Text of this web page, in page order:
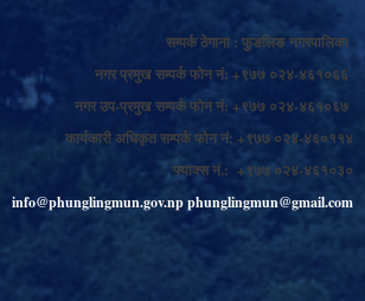
सम्पर्क ठेगाना : फुङलिङ नगरपालिका
नगर प्रमुख सम्पर्क फोन नं: +९७७ ०२४-४६१०६६
नगर उप-प्रमुख सम्पर्क फोन नं: +९७७ ०२४-४६१०६७
कार्यकारी अधिकृत सम्पर्क फोन नं: +९७७ ०२४-४६०११४
फ्याक्स नं.: +९७७ ०२४-४६१०३०
info@phunglingmun.gov.npphunglingmun@gmail.com